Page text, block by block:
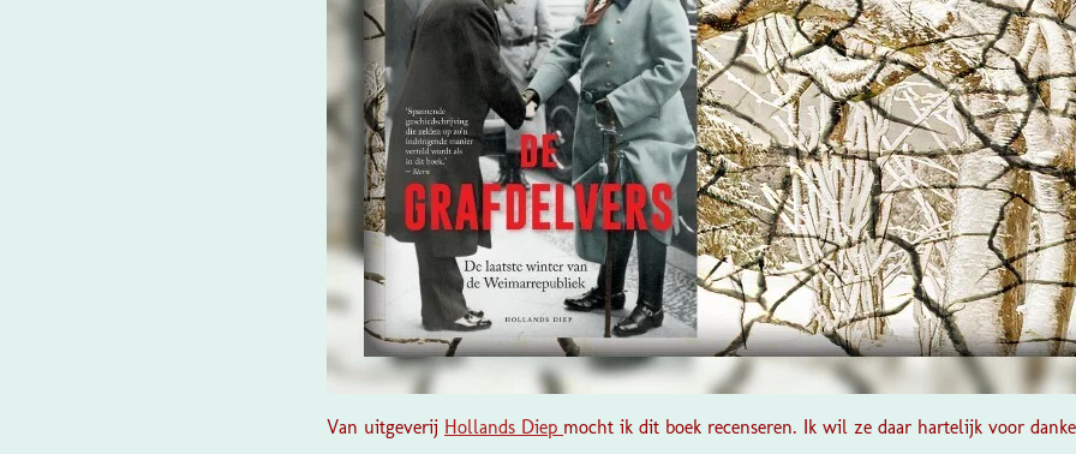
Van uitgeverij Hollands Diep mocht ik dit boek recenseren. Ik wil ze daar hartelijk voor